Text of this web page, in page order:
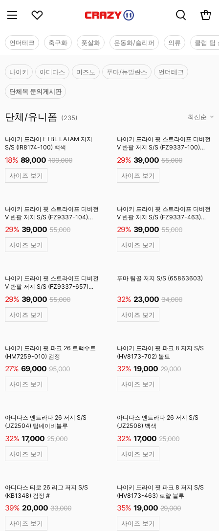
언더테크 축구화 풋살화 운동화/슬리퍼 의류 클럽 팀
나이키 아디다스 미즈노 푸마/뉴발란스 언더테크
단체복 문의게시판
단체/유니폼 (235)
나이키 드라이 FTBL LATAM 저지
S/S (IR8174-100) 백색
18% 89,000 109,000
사이즈 보기
나이키 드라이 핏 스트라이프 디비전
V 반팔 저지 S/S (FZ9337-100)
백색/검정
29% 39,000 55,000
사이즈 보기
나이키 드라이 핏 스트라이프 디비전
V 반팔 저지 S/S (FZ9337-104)
백색/적색
29% 39,000 55,000
사이즈 보기
나이키 드라이 핏 스트라이프 디비전
V 반팔 저지 S/S (FZ9337-463)
파랑/검정
29% 39,000 55,000
사이즈 보기
나이키 드라이 핏 스트라이프 디비전
V 반팔 저지 S/S (FZ9337-657)
적색/검정
29% 39,000 55,000
사이즈 보기
푸마 팀골 저지 S/S (65863603)
32% 23,000 34,000
사이즈 보기
나이키 드라이 핏 파크 26 트랙수트
(HM7259-010) 검정
27% 69,000 95,000
사이즈 보기
나이키 드라이 핏 파크 8 저지 S/S
(HV8173-702) 볼트
32% 19,000 29,000
사이즈 보기
아디다스 엔트라다 26 저지 S/S
(JZ2504) 팀네이비블루
32% 17,000 25,000
사이즈 보기
아디다스 엔트라다 26 저지 S/S
(JZ2508) 백색
32% 17,000 25,000
사이즈 보기
아디다스 티로 26 리그 저지 S/S
(KB1348) 검정 #
39% 20,000 33,000
사이즈 보기
나이키 드라이 핏 파크 8 저지 S/S
(HV8173-463) 로얄 블루
35% 19,000 29,000
사이즈 보기